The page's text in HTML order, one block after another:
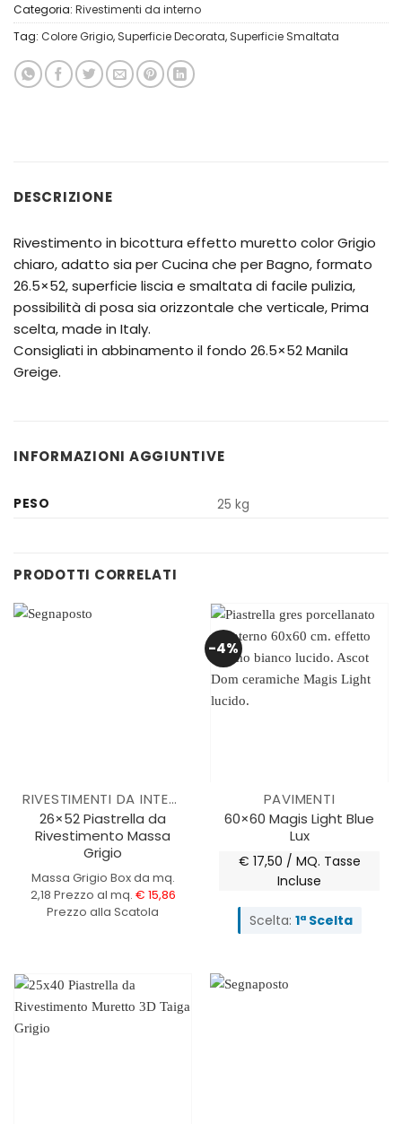
Categoria: Rivestimenti da interno
Tag: Colore Grigio, Superficie Decorata, Superficie Smaltata
DESCRIZIONE
Rivestimento in bicottura effetto muretto color Grigio
chiaro, adatto sia per Cucina che per Bagno, formato
26.5×52, superficie liscia e smaltata di facile pulizia,
possibilità di posa sia orizzontale che verticale, Prima
scelta, made in Italy.
Consigliati in abbinamento il fondo 26.5×52 Manila
Greige.
INFORMAZIONI AGGIUNTIVE
PESO 25 kg
PRODOTTI CORRELATI
RIVESTIMENTI DA INTERNO
26×52 Piastrella da
Rivestimento Massa
Grigio
Massa Grigio Box da mq.
2,18 Prezzo al mq. € 15,86
Prezzo alla Scatola
-4%
PAVIMENTI
60×60 Magis Light Blue
Lux
€ 17,50 / MQ. Tasse
Incluse
Scelta: 1ª Scelta